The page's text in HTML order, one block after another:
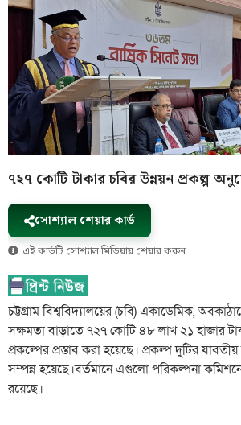
৭২৭ কোটি টাকার চবির উন্নয়ন প্রকল্প
সোশ্যাল শেয়ার কার্ড
এই কার্ডটি সোশ্যাল মিডিয়ায় শেয়ার করুন
চট্টগ্রাম বিশ্ববিদ্যালয়ের (চবি) একাডেমিক,
সক্ষমতা বাড়াতে ৭২৭ কোটি ৪৮ লাখ ২১ হাজার
প্রকল্পের প্রস্তাব করা হয়েছে। প্রকল্প দুটির যাবতীয়
সম্পন্ন হয়েছে।বর্তমানে এগুলো পরিকল্পনা
রয়েছে।